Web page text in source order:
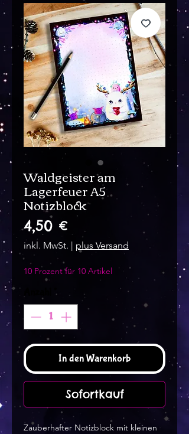
Waldgeister am
Lagerfeuer A5
Notizblock
4,50 €Preis
inkl. MwSt. | plus Versand
10 Prozent für 10 Artikel
*
In den Warenkorb
Sofortkauf
Zauberhafter Notizblock mit kleinen